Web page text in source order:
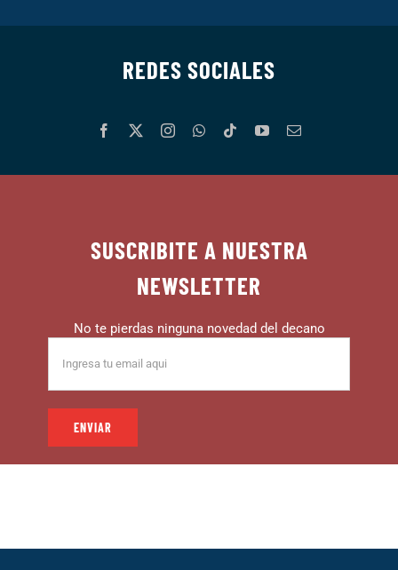
REDES SOCIALES
SUSCRIBITE A NUESTRA
NEWSLETTER
No te pierdas ninguna novedad del decano